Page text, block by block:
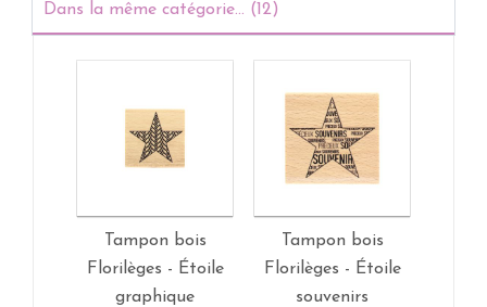
Dans la même catégorie... (12)
Tampon bois
Florilèges - Étoile
graphique
Tampon bois
Florilèges - Étoile
souvenirs